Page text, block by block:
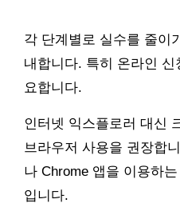
각 단계별로 실수를 줄이
내합니다. 특히 온라인
요합니다.
인터넷 익스플로러 대신
브라우저 사용을 권장합
나 Chrome 앱을 이용하
입니다.